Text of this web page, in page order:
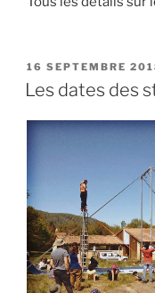
PUBLIÉ
LE
16 SEPTEMBRE
Les dates des